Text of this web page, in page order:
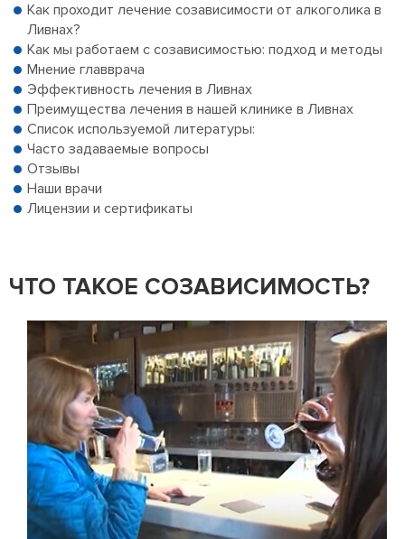
Как проходит лечение созависимости от алкоголика в
Ливнах?
Как мы работаем с созависимостью: подход и методы
Мнение главврача
Эффективность лечения в Ливнах
Преимущества лечения в нашей клинике в Ливнах
Список используемой литературы:
Часто задаваемые вопросы
Отзывы
Наши врачи
Лицензии и сертификаты
ЧТО ТАКОЕ СОЗАВИСИМОСТЬ?